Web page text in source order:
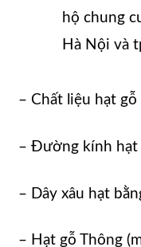
hộ chung
Hà Nội và
– Chất liệu hạt
– Đường kính
– Dây xâu hạt
– Hạt gỗ Thông